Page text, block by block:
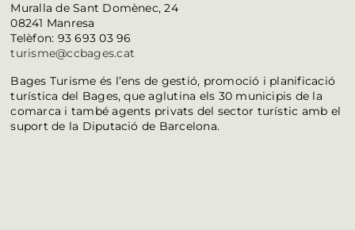
Muralla de Sant Domènec, 24
08241 Manresa
Telèfon: 93 693 03 96
turisme@ccbages.cat
Bages Turisme és l’ens de gestió, promoció i planificació
turística del Bages, que aglutina els 30 municipis de la
comarca i també agents privats del sector turístic amb el
suport de la Diputació de Barcelona.